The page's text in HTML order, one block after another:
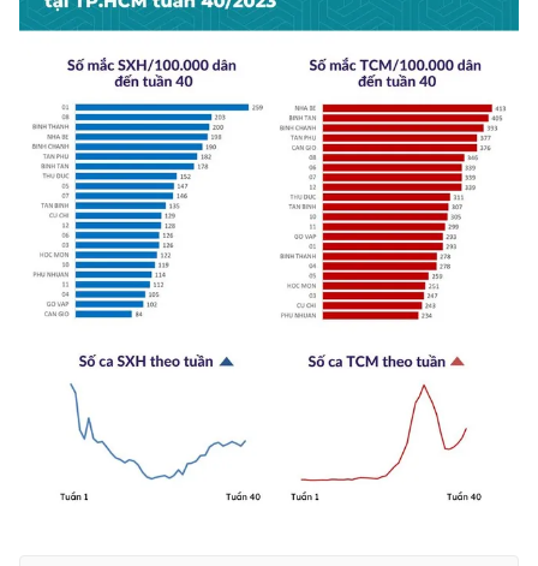
Tư vấn
Emagazine
Photo Infographic
Video Shorts video
VTV Money VTV Thể thao
VTV Sức khoẻ Bất động sản
Thị trường 24h Tấm lòng Việt